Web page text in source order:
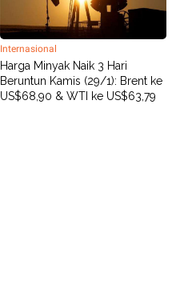
Internasional
Harga Minyak Naik 3 Hari
Beruntun Kamis (29/1): Brent ke
US$68,90 & WTI ke US$63,79